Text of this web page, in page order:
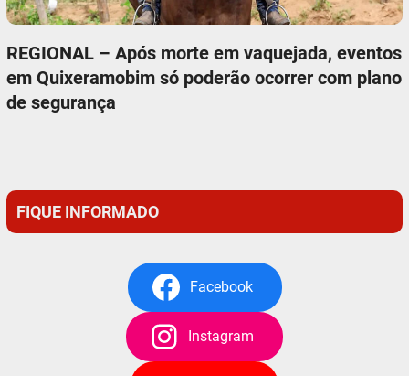
REGIONAL – Após morte em vaquejada, eventos
em Quixeramobim só poderão ocorrer com plano
de segurança
FIQUE INFORMADO
Facebook
Instagram